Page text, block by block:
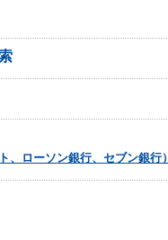
、ローソン銀行、セブン銀行）